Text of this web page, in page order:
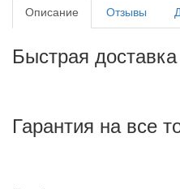
Описание
Отзывы
Быстрая доставка
Гарантия на все